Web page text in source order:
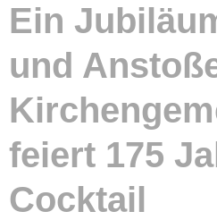
Ein
und
feiert 175
Cocktail